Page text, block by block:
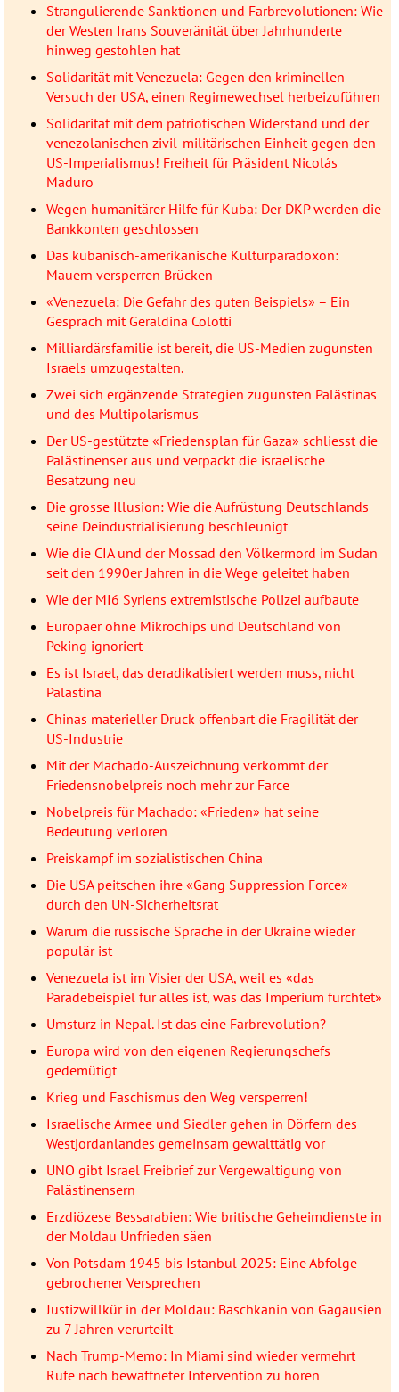
Strangulierende Sanktionen und Farbrevolutionen: Wie
der Westen Irans Souveränität über Jahrhunderte
hinweg gestohlen hat
Solidarität mit Venezuela: Gegen den kriminellen
Versuch der USA, einen Regimewechsel herbeizuführen
Solidarität mit dem patriotischen Widerstand und der
venezolanischen zivil-militärischen Einheit gegen den
US-Imperialismus! Freiheit für Präsident Nicolás
Maduro
Wegen humanitärer Hilfe für Kuba: Der DKP werden die
Bankkonten geschlossen
Das kubanisch-amerikanische Kulturparadoxon:
Mauern versperren Brücken
«Venezuela: Die Gefahr des guten Beispiels» – Ein
Gespräch mit Geraldina Colotti
Milliardärsfamilie ist bereit, die US-Medien zugunsten
Israels umzugestalten.
Zwei sich ergänzende Strategien zugunsten Palästinas
und des Multipolarismus
Der US-gestützte «Friedensplan für Gaza» schliesst die
Palästinenser aus und verpackt die israelische
Besatzung neu
Die grosse Illusion: Wie die Aufrüstung Deutschlands
seine Deindustrialisierung beschleunigt
Wie die CIA und der Mossad den Völkermord im Sudan
seit den 1990er Jahren in die Wege geleitet haben
Wie der MI6 Syriens extremistische Polizei aufbaute
Europäer ohne Mikrochips und Deutschland von
Peking ignoriert
Es ist Israel, das deradikalisiert werden muss, nicht
Palästina
Chinas materieller Druck offenbart die Fragilität der
US-Industrie
Mit der Machado-Auszeichnung verkommt der
Friedensnobelpreis noch mehr zur Farce
Nobelpreis für Machado: «Frieden» hat seine
Bedeutung verloren
Preiskampf im sozialistischen China
Die USA peitschen ihre «Gang Suppression Force»
durch den UN-Sicherheitsrat
Warum die russische Sprache in der Ukraine wieder
populär ist
Venezuela ist im Visier der USA, weil es «das
Paradebeispiel für alles ist, was das Imperium fürchtet»
Umsturz in Nepal. Ist das eine Farbrevolution?
Europa wird von den eigenen Regierungschefs
gedemütigt
Krieg und Faschismus den Weg versperren!
Israelische Armee und Siedler gehen in Dörfern des
Westjordanlandes gemeinsam gewalttätig vor
UNO gibt Israel Freibrief zur Vergewaltigung von
Palästinensern
Erzdiözese Bessarabien: Wie britische Geheimdienste in
der Moldau Unfrieden säen
Von Potsdam 1945 bis Istanbul 2025: Eine Abfolge
gebrochener Versprechen
Justizwillkür in der Moldau: Baschkanin von Gagausien
zu 7 Jahren verurteilt
Nach Trump-Memo: In Miami sind wieder vermehrt
Rufe nach bewaffneter Intervention zu hören